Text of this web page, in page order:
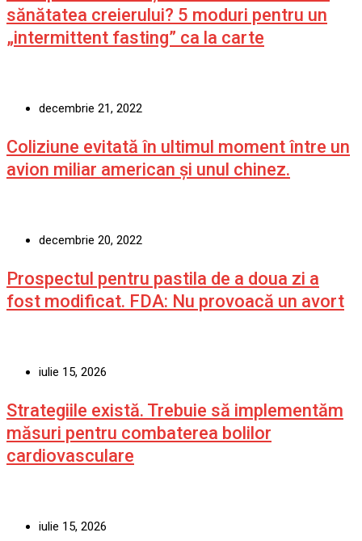
sănătatea creierului? 5 moduri pentru un
„intermittent fasting” ca la carte
decembrie 21, 2022
Coliziune evitată în ultimul moment între un
avion miliar american şi unul chinez.
decembrie 20, 2022
Prospectul pentru pastila de a doua zi a
fost modificat. FDA: Nu provoacă un avort
iulie 15, 2026
Strategiile există. Trebuie să implementăm
măsuri pentru combaterea bolilor
cardiovasculare
iulie 15, 2026